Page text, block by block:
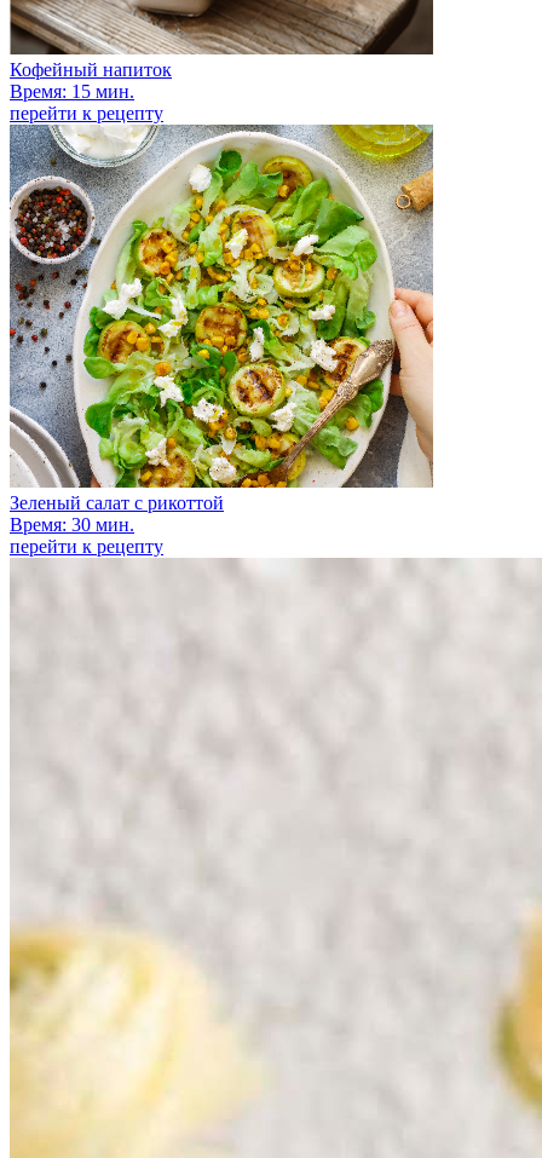
Кофейный напиток
Время: 15 мин.
перейти к рецепту
Зеленый салат с рикоттой
Время: 30 мин.
перейти к рецепту